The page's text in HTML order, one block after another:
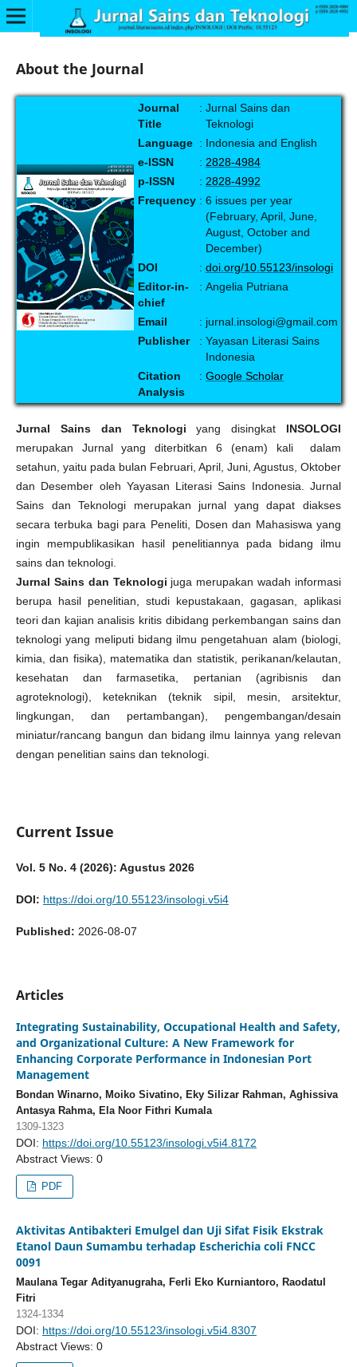
About the Journal
Journal
Title
: Jurnal Sains dan
Teknologi
Language : Indonesia and English
e-ISSN
: 2828-4984
p-ISSN
: 2828-4992
Frequency : 6 issues per year
(February, April, June,
August, October and
December)
DOI
: doi.org/10.55123/insologi
Editor-in-
chief
: Angelia Putriana
Email : jurnal.insologi@gmail.com
Publisher
: Yayasan Literasi Sains
Indonesia
Citation
Analysis
: Google Scholar
Jurnal Sains dan Teknologiyang disingkat INSOLOGI
merupakan Jurnal yang diterbitkan 6 (enam) kali dalam
setahun, yaitu pada bulan Februari, April, Juni, Agustus, Oktober
dan Desember oleh Yayasan Literasi Sains Indonesia. Jurnal
Sains dan Teknologi merupakan jurnal yang dapat diakses
secara terbuka bagi para Peneliti, Dosen dan Mahasiswa yang
ingin mempublikasikan hasil penelitiannya pada bidang ilmu
sains dan teknologi.
Jurnal Sains dan Teknologi juga merupakan wadah informasi
berupa hasil penelitian, studi kepustakaan, gagasan, aplikasi
teori dan kajian analisis kritis dibidang perkembangan sains dan
teknologi yang meliputi bidang ilmu pengetahuan alam (biologi,
kimia, dan fisika), matematika dan statistik, perikanan/kelautan,
kesehatan dan farmasetika, pertanian (agribisnis dan
agroteknologi), keteknikan (teknik sipil, mesin, arsitektur,
lingkungan, dan pertambangan), pengembangan/desain
miniatur/rancang bangun dan bidang ilmu lainnya yang relevan
dengan penelitian sains dan teknologi.
Current Issue
Vol. 5 No. 4 (2026): Agustus 2026
DOI: https://doi.org/10.55123/insologi.v5i4
Published: 2026-08-07
Articles
Integrating Sustainability, Occupational Health and Safety,
and Organizational Culture: A New Framework for
Enhancing Corporate Performance in Indonesian Port
Management
Bondan Winarno, Moiko Sivatino, Eky Silizar Rahman, Aghissiva
Antasya Rahma, Ela Noor Fithri Kumala
1309-1323
DOI: https://doi.org/10.55123/insologi.v5i4.8172
Abstract Views: 0
PDF
Aktivitas Antibakteri Emulgel dan Uji Sifat Fisik Ekstrak
Etanol Daun Sumambu terhadap Escherichia coli FNCC
0091
Maulana Tegar Adityanugraha, Ferli Eko Kurniantoro, Raodatul
Fitri
1324-1334
DOI: https://doi.org/10.55123/insologi.v5i4.8307
Abstract Views: 0